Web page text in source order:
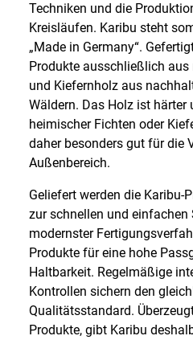
Techniken und die
Kreisläufen. Karibu steht
„Made in Germany“.
Produkte ausschließlich
und Kiefernholz aus
Wäldern. Das Holz ist
heimischer Fichten oder
daher besonders gut für die
Außenbereich.
Geliefert werden die Karibu-
zur schnellen und
modernster
Produkte für eine hohe
Haltbarkeit. Regelmäßige
Kontrollen sichern den
Qualitätsstandard.
Produkte, gibt Karibu